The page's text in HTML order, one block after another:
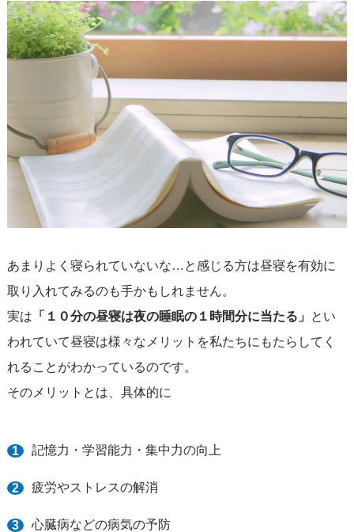
あまりよく寝られていないな…と感じる方は昼寝を有効に
取り入れてみるのも手かもしれません。
実は 「１０分の昼寝は夜の睡眠の１時間分に当たる」 とい
われていて昼寝は様々なメリットを私たちにもたらしてく
れることがわかっているのです。
そのメリットとは、具体的に
記憶力・学習能力・集中力の向上
疲労やストレスの解消
心臓病などの病気の予防